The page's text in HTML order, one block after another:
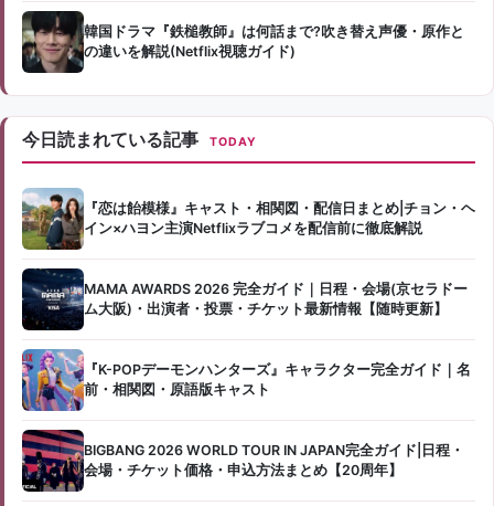
韓国ドラマ『鉄槌教師』は何話まで?吹き替え声優・原作と
の違いを解説(Netflix視聴ガイド)
今日読まれている記事 TODAY
『恋は飴模様』キャスト・相関図・配信日まとめ|チョン・ヘ
イン×ハヨン主演Netflixラブコメを配信前に徹底解説
MAMA AWARDS 2026 完全ガイド｜日程・会場(京セラドー
ム大阪)・出演者・投票・チケット最新情報【随時更新】
『K-POPデーモンハンターズ』キャラクター完全ガイド｜名
前・相関図・原語版キャスト
BIGBANG 2026 WORLD TOUR IN JAPAN完全ガイド|日程・
会場・チケット価格・申込方法まとめ【20周年】